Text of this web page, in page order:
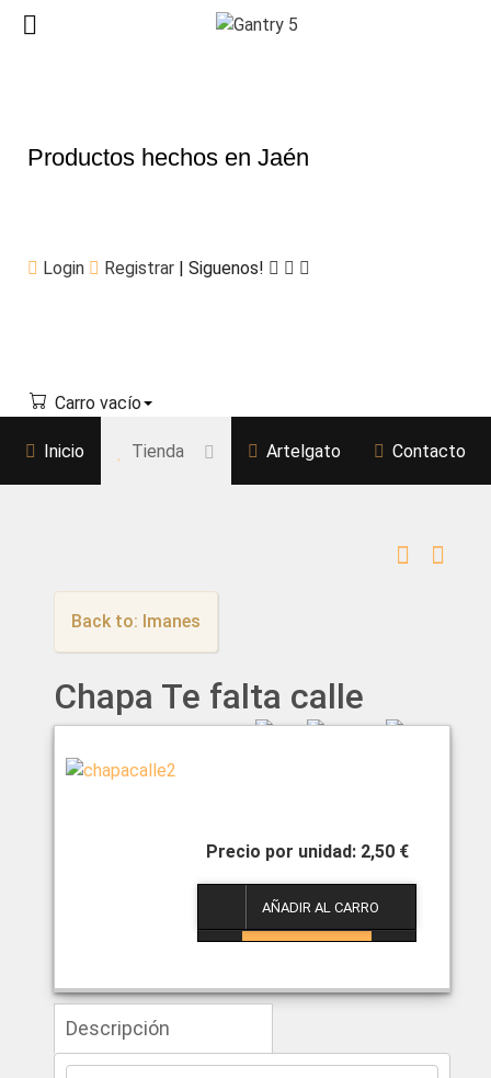
Productos hechos en Jaén
Login Registrar | Siguenos!
Carro vacío
Inicio Tienda Artelgato Contacto
Back to: Imanes
Chapa Te falta calle
2,50 €
Descripción